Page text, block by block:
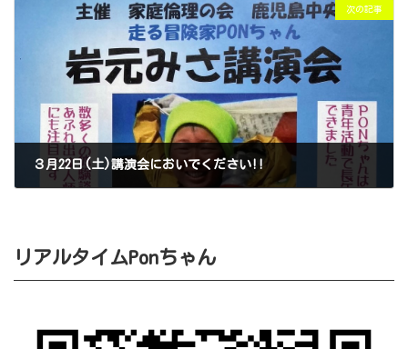
次の記事
３月22日(土)講演会においでください!!
リアルタイムPonちゃん